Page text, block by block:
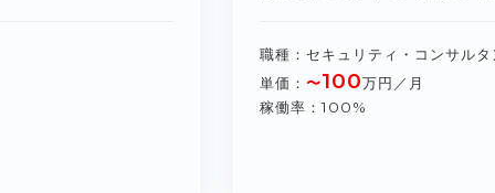
職種
セキュリティ・コンサルタ
単価
〜100万円／月
稼働率
100%